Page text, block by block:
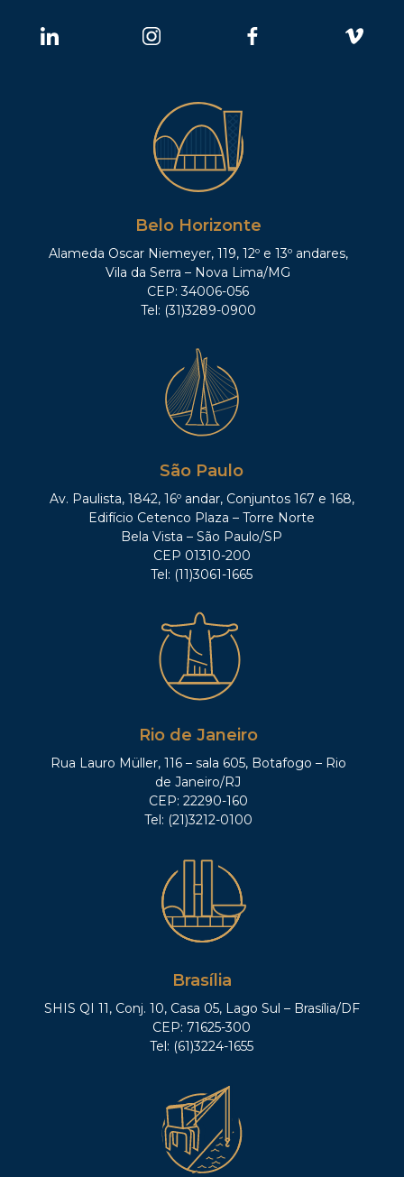
Belo Horizonte
Alameda Oscar Niemeyer, 119, 12º e 13º andares,
Vila da Serra – Nova Lima/MG
CEP: 34006-056
Tel: (31)3289-0900
São Paulo
Av. Paulista, 1842, 16º andar, Conjuntos 167 e 168,
Edifício Cetenco Plaza – Torre Norte
Bela Vista – São Paulo/SP
CEP 01310-200
Tel: (11)3061-1665
Rio de Janeiro
Rua Lauro Müller, 116 – sala 605, Botafogo – Rio
de Janeiro/RJ
CEP: 22290-160
Tel: (21)3212-0100
Brasília
SHIS QI 11, Conj. 10, Casa 05, Lago Sul – Brasília/DF
CEP: 71625-300
Tel: (61)3224-1655